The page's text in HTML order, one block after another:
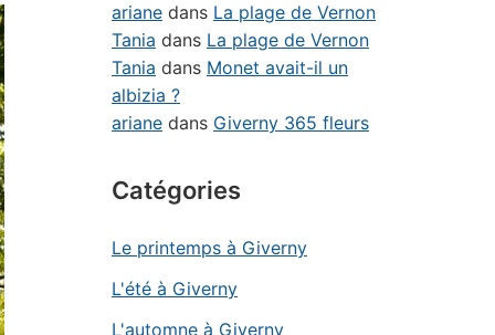
ariane dans La plage de Vernon
Tania dans La plage de Vernon
Tania dans Monet avait-il un
albizia ?
ariane dans Giverny 365 fleurs
Catégories
Le printemps à Giverny
L'été à Giverny
L'automne à Giverny